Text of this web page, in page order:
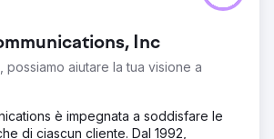
Inc
aiutare la tua visione a
è impegnata a soddisfare le
di ciascun cliente. Dal 1992,